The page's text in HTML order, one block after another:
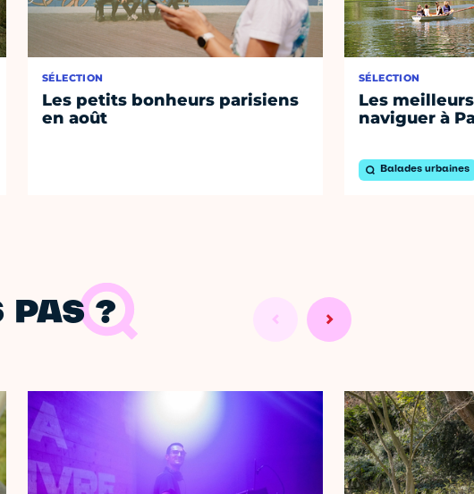
SÉLECTION
Les petits bonheurs parisiens
en août
SÉLECTION
Les
naviguer à
Balades urbaines
PAS ?